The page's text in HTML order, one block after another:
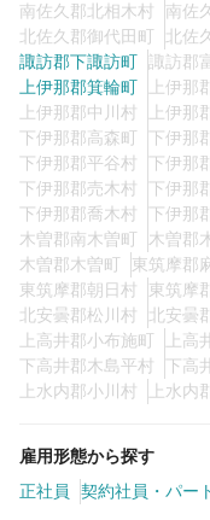
南佐久郡北相木村
南佐
北佐久郡御代田町
北佐
諏訪郡下諏訪町 諏訪郡
上伊那郡箕輪町
上伊那
上伊那郡中川村
上伊那
下伊那郡高森町
下伊那
下伊那郡平谷村
下伊那
下伊那郡売木村
下伊那
下伊那郡喬木村
下伊那
木曽郡南木曽町
木曽郡
木曽郡木曽町
東筑摩郡
東筑摩郡朝日村
東筑摩
北安曇郡松川村
北安曇
上高井郡小布施町
上高
下高井郡木島平村
下高
上水内郡小川村
上水内
雇用形態から探す
正社員
契約社員・パー